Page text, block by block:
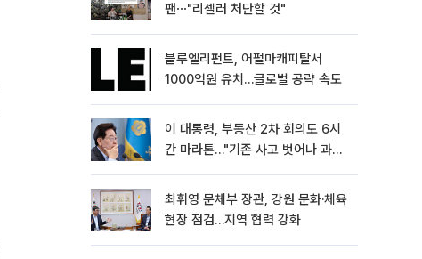
팬⋯"리셀러 처단할 것"
블루엘리펀트, 어펄마캐피탈서
1000억원 유치…글로벌 공략 속도
이 대통령, 부동산 2차 회의도 6시
간 마라톤…"기존 사고 벗어나 과감
최휘영 문체부 장관, 강원 문화·체육
현장 점검…지역 협력 강화